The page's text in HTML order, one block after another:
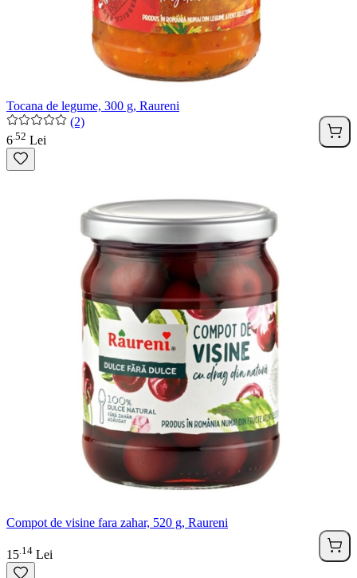
Tocana de legume, 300 g, Raureni
(2)
6 52 Lei
Compot de visine fara zahar, 520 g, Raureni
15 14 Lei